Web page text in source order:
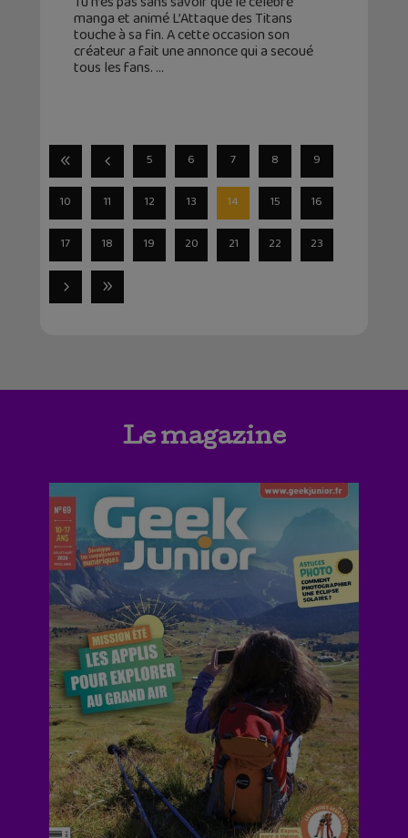
manga et animé L’Attaque des Titans
touche à sa fin. A cette occasion son
créateur a fait une annonce qui a secoué
tous les fans.
5 6 7 8 9
10 11 12 13 14 15 16
17 18 19 20 21 22 23
Le magazine